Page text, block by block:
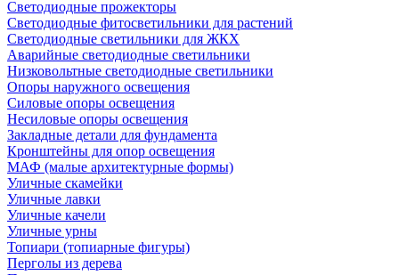
Светодиодные прожекторы
Светодиодные фитосветильники для растений
Светодиодные светильники для ЖКХ
Аварийные светодиодные светильники
Низковольтные светодиодные светильники
Опоры наружного освещения
Силовые опоры освещения
Несиловые опоры освещения
Закладные детали для фундамента
Кронштейны для опор освещения
МАФ (малые архитектурные формы)
Уличные скамейки
Уличные лавки
Уличные качели
Уличные урны
Топиари (топиарные фигуры)
Перголы из дерева